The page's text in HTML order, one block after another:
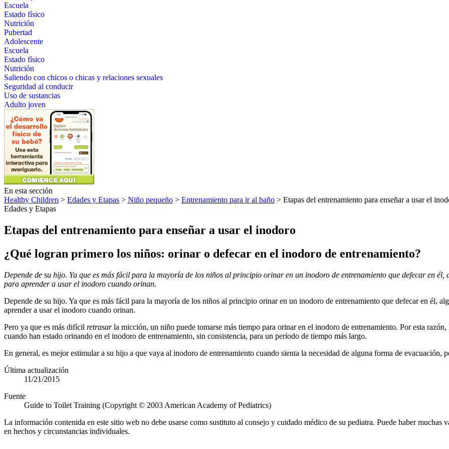
Escuela
Estado físico
Nutrición
Pubertad
Adolescente
Escuela
Estado físico
Nutrición
Saliendo con chicos o chicas y relaciones sexuales
Seguridad al conducir
Uso de sustancias
Adulto joven
En esta sección
Healthy Children > Edades y Etapas > Niño pequeño > Entrenamiento para ir al baño > Etapas del entrenamiento para enseñar a usar el
Edades y Etapas
Etapas del entrenamiento para enseñar a usar el inodoro
¿Qué logran primero los niños: orinar o defecar en el inodoro de entrenamiento?
Depende de su hijo. Ya que es más fácil para la mayoría de los niños al principio orinar en un inodoro de entrenamiento que defecar en él,
para aprender a usar el inodoro cuando orinan.
Depende de su hijo. Ya que es más fácil para la mayoría de los niños al principio orinar en un inodoro de entrenamiento que defecar en él,
aprender a usar el inodoro cuando orinan.
Pero ya que es más difícil retrasarla micción, un niño puede tomarse más tiempo para orinar en el inodoro de entrenamiento. Por esta
cuando han estado orinando en el inodoro de entrenamiento, sin consistencia, para un período de tiempo más largo.
En general, es mejor estimular a su hijo a que vaya al inodoro de entrenamiento cuando sienta la necesidad de alguna forma de evacuación,
Última actualización
11/21/2015
Fuente
Guide to Toilet Training (Copyright © 2003 American Academy of Pediatrics)
La información contenida en este sitio web no debe usarse como sustituto al consejo y cuidado médico de su pediatra. Puede haber muchas
en hechos y circunstancias individuales.